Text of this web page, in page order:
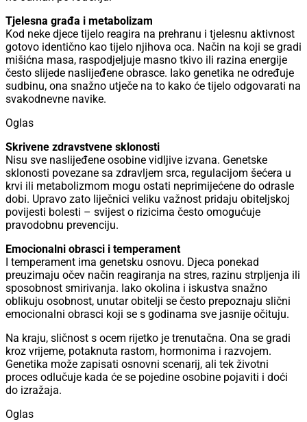
Tjelesna građa i metabolizam
Kod neke djece tijelo reagira na prehranu i tjelesnu aktivnost
gotovo identično kao tijelo njihova oca. Način na koji se gradi
mišićna masa, raspodjeljuje masno tkivo ili razina energije
često slijede naslijeđene obrasce. Iako genetika ne određuje
sudbinu, ona snažno utječe na to kako će tijelo odgovarati na
svakodnevne navike.
Oglas
Skrivene zdravstvene sklonosti
Nisu sve naslijeđene osobine vidljive izvana. Genetske
sklonosti povezane sa zdravljem srca, regulacijom šećera u
krvi ili metabolizmom mogu ostati neprimijećene do odrasle
dobi. Upravo zato liječnici veliku važnost pridaju obiteljskoj
povijesti bolesti – svijest o rizicima često omogućuje
pravodobnu prevenciju.
Emocionalni obrasci i temperament
I temperament ima genetsku osnovu. Djeca ponekad
preuzimaju očev način reagiranja na stres, razinu strpljenja ili
sposobnost smirivanja. Iako okolina i iskustva snažno
oblikuju osobnost, unutar obitelji se često prepoznaju slični
emocionalni obrasci koji se s godinama sve jasnije očituju.
Na kraju, sličnost s ocem rijetko je trenutačna. Ona se gradi
kroz vrijeme, potaknuta rastom, hormonima i razvojem.
Genetika može zapisati osnovni scenarij, ali tek životni
proces odlučuje kada će se pojedine osobine pojaviti i doći
do izražaja.
Oglas